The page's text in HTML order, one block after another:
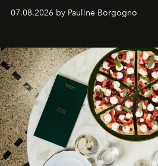
expertise se rencontrent.
07.08.2026 by Pauline Borgogno